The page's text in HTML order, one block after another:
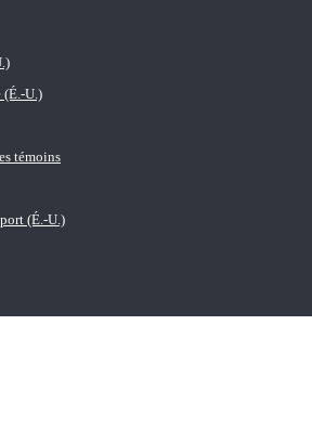
(É.-U.)
témoins
(É.-U.)